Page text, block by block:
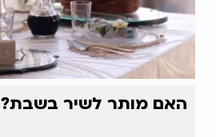
האם מותר לשיר בשבת?